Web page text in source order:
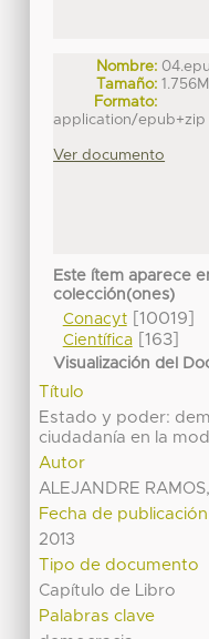
Nombre:
Tamaño:
Formato:
application/epub+zip
Ver documento
Este ítem aparece
colección(ones)
Conacyt[10019]
Científica[163]
Visualización del
Título
Estado y poder:
ciudadanía en la
Autor
ALEJANDRE
Fecha de publicación
2013
Tipo de documento
Capítulo de Libro
Palabras clave